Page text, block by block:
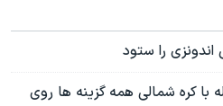
را ستود
با کره شمالی همه گزینه ها روی